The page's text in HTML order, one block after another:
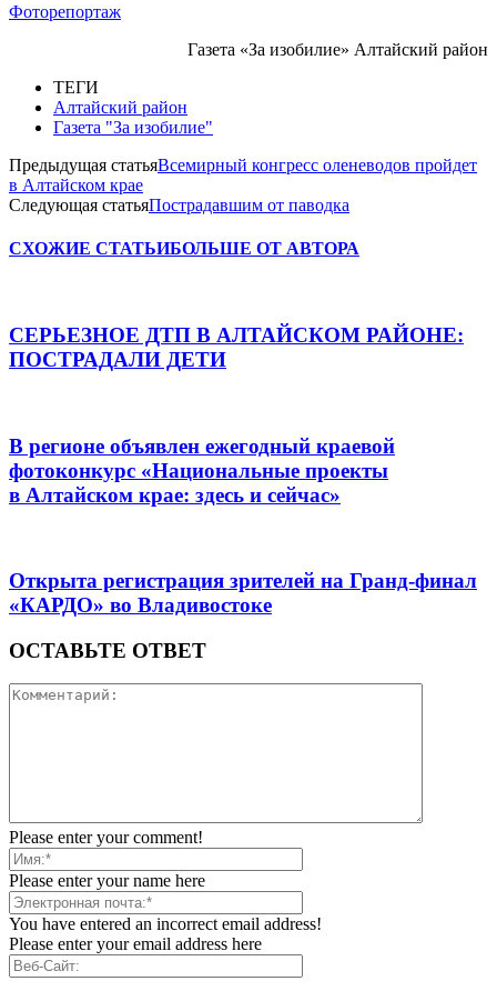
Фоторепортаж
Газета «За изобилие» Алтайский район
ТЕГИ
Алтайский район
Газета "За изобилие"
Предыдущая статьяВсемирный конгресс оленеводов пройдет
в Алтайском крае
Следующая статьяПострадавшим от паводка
СХОЖИЕ СТАТЬИБОЛЬШЕ ОТ АВТОРА
СЕРЬЕЗНОЕ ДТП В АЛТАЙСКОМ РАЙОНЕ:
ПОСТРАДАЛИ ДЕТИ
В регионе объявлен ежегодный краевой
фотоконкурс «Национальные проекты
в Алтайском крае: здесь и сейчас»
Открыта регистрация зрителей на Гранд-финал
«КАРДО» во Владивостоке
ОСТАВЬТЕ ОТВЕТ
Please enter your comment!
Please enter your name here
You have entered an incorrect email address!
Please enter your email address here